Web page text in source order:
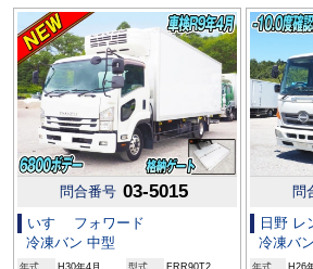
問合番号 03-5015
いすゞ フォワード
冷凍バン 中型
問
日野 レ
冷凍バ